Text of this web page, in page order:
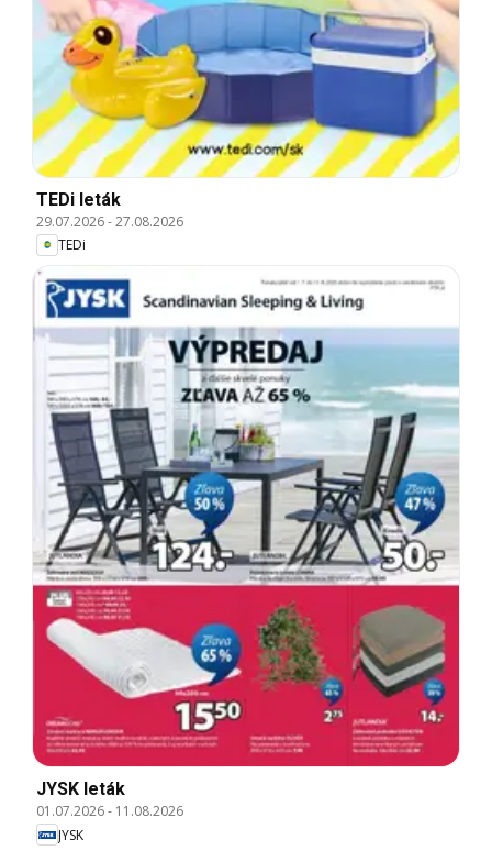
TEDi leták
29.07.2026-27.08.2026
TEDi
JYSK leták
01.07.2026- 11.08.2026
JYSK